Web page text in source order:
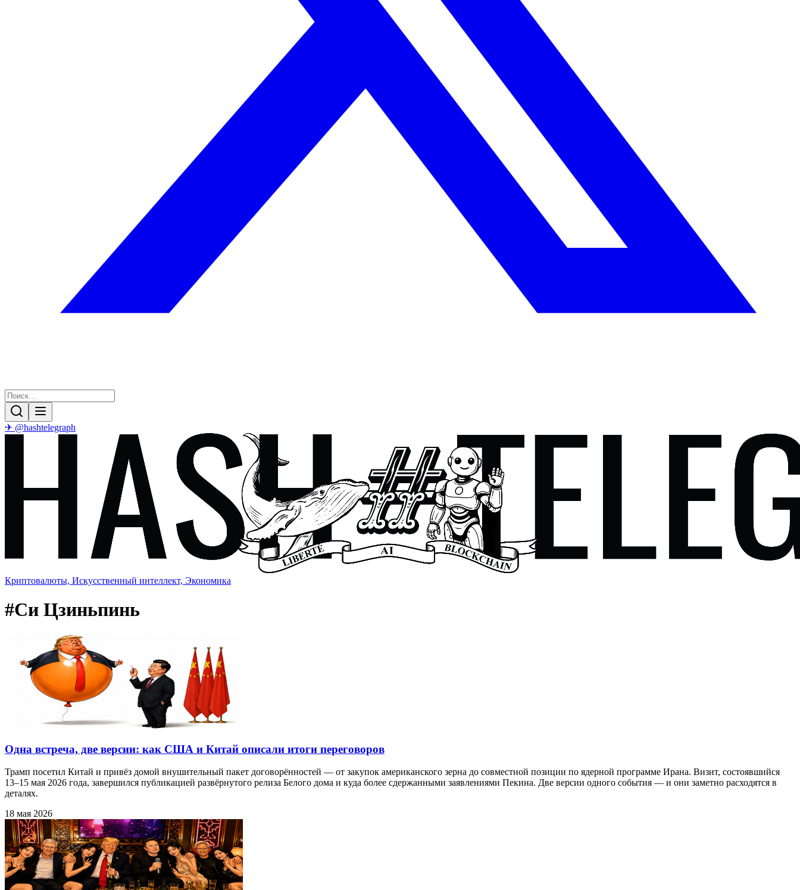
✈ @hashtelegraph
Криптовалюты, Искусственный интеллект, Экономика
#Си Цзиньпинь
Одна встреча, две версии: как США и Китай описали итоги переговоров
Трамп посетил Китай и привёз домой внушительный пакет договорённостей — от закупок американского зерна до совместной позиции по ядерной программе Ирана. Визит, состоявшийся
13–15 мая 2026 года, завершился публикацией развёрнутого релиза Белого дома и куда более сдержанными заявлениями Пекина. Две версии одного события — и они заметно расходятся в
деталях.
18 мая 2026